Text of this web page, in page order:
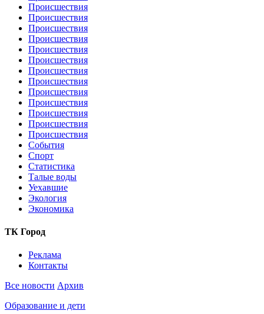
Происшествия
Происшествия
Происшествия
Происшествия
Происшествия
Происшествия
Происшествия
Происшествия
Происшествия
Происшествия
Происшествия
Происшествия
Происшествия
События
Спорт
Статистика
Талые воды
Уехавшие
Экология
Экономика
ТК Город
Реклама
Контакты
Все новости Архив
Образование и дети